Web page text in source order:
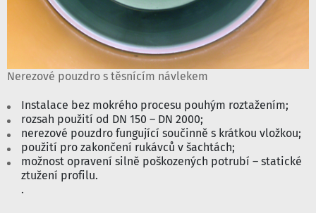
Nerezové pouzdro s těsnícím návlekem
Instalace bez mokrého procesu pouhým roztažením;
rozsah použití od DN 150 – DN 2000;
nerezové pouzdro fungující součinně s krátkou vložkou;
použití pro zakončení rukávců v šachtách;
možnost opravení silně poškozených potrubí – statické
ztužení profilu.
.